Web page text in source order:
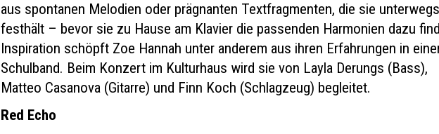
aus spontanen Melodien oder prägnanten Textfragmenten, die sie
festhält – bevor sie zu Hause am Klavier die passenden Harmonien dazu
Inspiration schöpft Zoe Hannah unter anderem aus ihren Erfahrungen in
Schulband. Beim Konzert im Kulturhaus wird sie von Layla Derungs (Bass),
Matteo Casanova (Gitarre) und Finn Koch (Schlagzeug) begleitet.
Red Echo